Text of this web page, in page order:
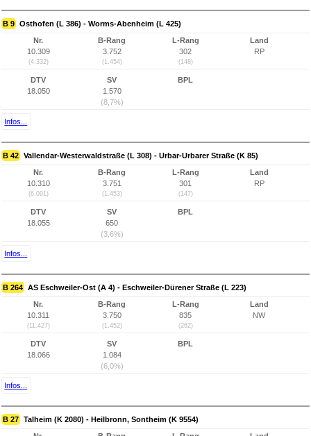
B 9 Osthofen (L 386) - Worms-Abenheim (L 425)
Nr.
10.309
(4.332)
B-Rang
3.752
(1.454)
L-Rang
302
(148)
Land
RP
DTV
18.050
SV
1.570
(8,7%)
BPL
Infos...
B 42 Vallendar-Westerwaldstraße (L 308) - Urbar-Urbarer Straße (K 85)
Nr.
10.310
(6.091)
B-Rang
3.751
(1.453)
L-Rang
301
(147)
Land
RP
DTV
18.055
SV
650
(3,6%)
BPL
Infos...
B 264 AS Eschweiler-Ost (A 4) - Eschweiler-Dürener Straße (L 223)
Nr.
10.311
(11.427)
B-Rang
3.750
(1.452)
L-Rang
835
(262)
Land
NW
DTV
18.066
SV
1.084
(6,0%)
BPL
Infos...
B 27 Talheim (K 2080) - Heilbronn, Sontheim (K 9554)